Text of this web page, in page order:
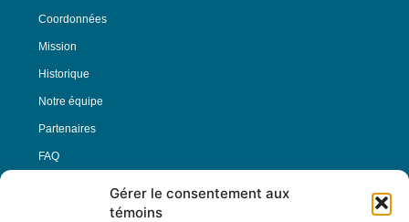
Gérer le consentement aux
témoins
Coordonnées
Mission
Historique
Notre équipe
Partenaires
FAQ